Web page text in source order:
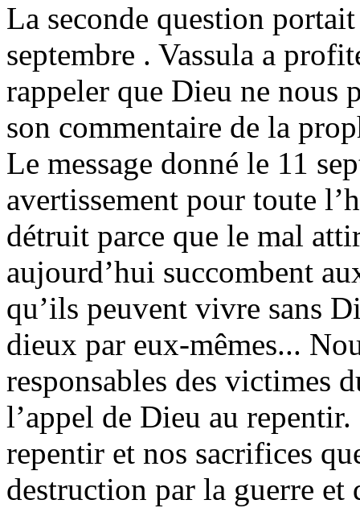
La seconde question
septembre . Vassula a
rappeler que Dieu ne nous
son commentaire de la
Le message donné le 11
avertissement pour toute
détruit parce que le mal
aujourd’hui succombent
qu’ils peuvent vivre sans
dieux par eux-mêmes...
responsables des victimes
l’appel de Dieu au
repentir et nos sacrifices
destruction par la guerre et